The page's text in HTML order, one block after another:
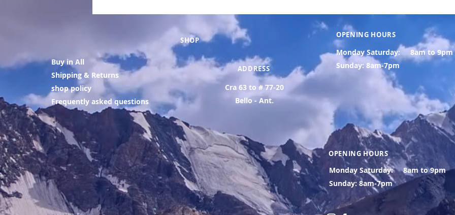
SHOP
Buy in All
Shipping & Returns
shop policy
Frequently asked questions
ADDRESS
Cra 63 to # 77-20
Bello - Ant.
OPENING HOURS
Monday Saturday:
8am to 9pm
Sunday: 8am-7pm
OPENING HOURS
Monday Saturday:
8am to 9pm
Sunday: 8am-7pm